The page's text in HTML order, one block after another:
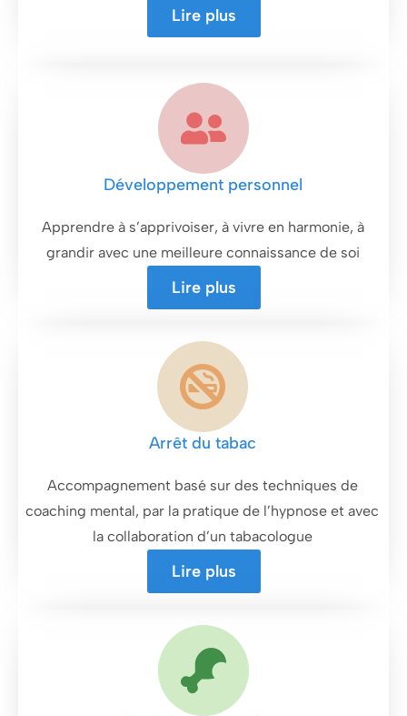
Lire plus
Développement personnel
Apprendre à s’apprivoiser, à vivre en harmonie, à
grandir avec une meilleure connaissance de soi
Lire plus
Arrêt du tabac
Accompagnement basé sur des techniques de
coaching mental, par la pratique de l’hypnose et avec
la collaboration d’un tabacologue
Lire plus